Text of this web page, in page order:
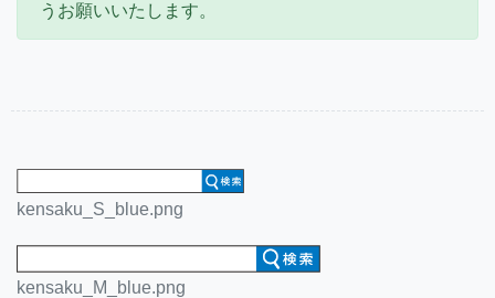
うお願いいたします。
kensaku_S_blue.png
kensaku_M_blue.png